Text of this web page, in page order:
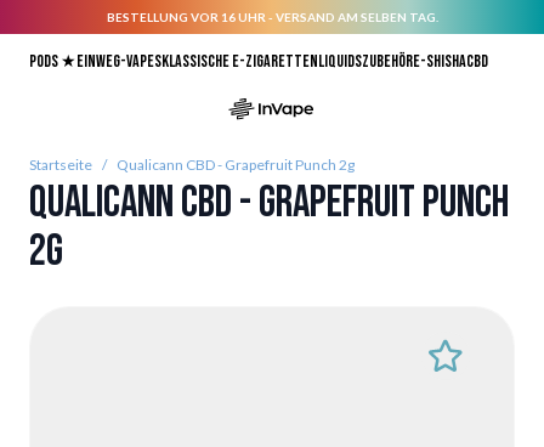
BESTELLUNG VOR 16 UHR - VERSAND AM SELBEN TAG.
Pods ★Einweg-VapesKlassische E-ZigarettenLiquidsZubehörE-ShishaCBD
Startseite / Qualicann CBD - Grapefruit Punch 2g
Qualicann CBD - Grapefruit Punch
2g